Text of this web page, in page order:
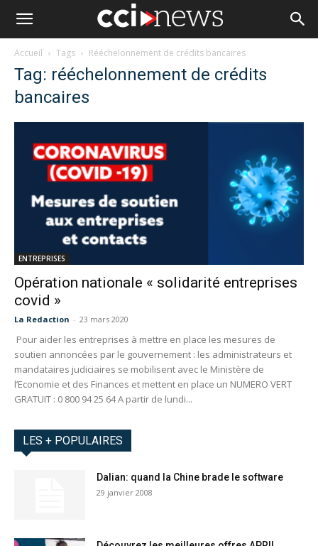
Accueil Tags Rééchelonnement de crédits bancaires
Tag: rééchelonnement de crédits
bancaires
ENTREPRISES
Opération nationale « solidarité entreprises
covid »
La Redaction - 23 mars 2020
Pour aider les entreprises à mettre en place les mesures de
soutien annoncées par le gouvernement : les administrateurs et
mandataires judiciaires se mobilisent avec le Ministère de
l’Economie et des Finances et mettent en place un NUMERO VERT
GRATUIT : 0 800 94 25 64 A partir de lundi...
LES + POPULAIRES
Dalian: quand la Chine brade le software
29 janvier 2008